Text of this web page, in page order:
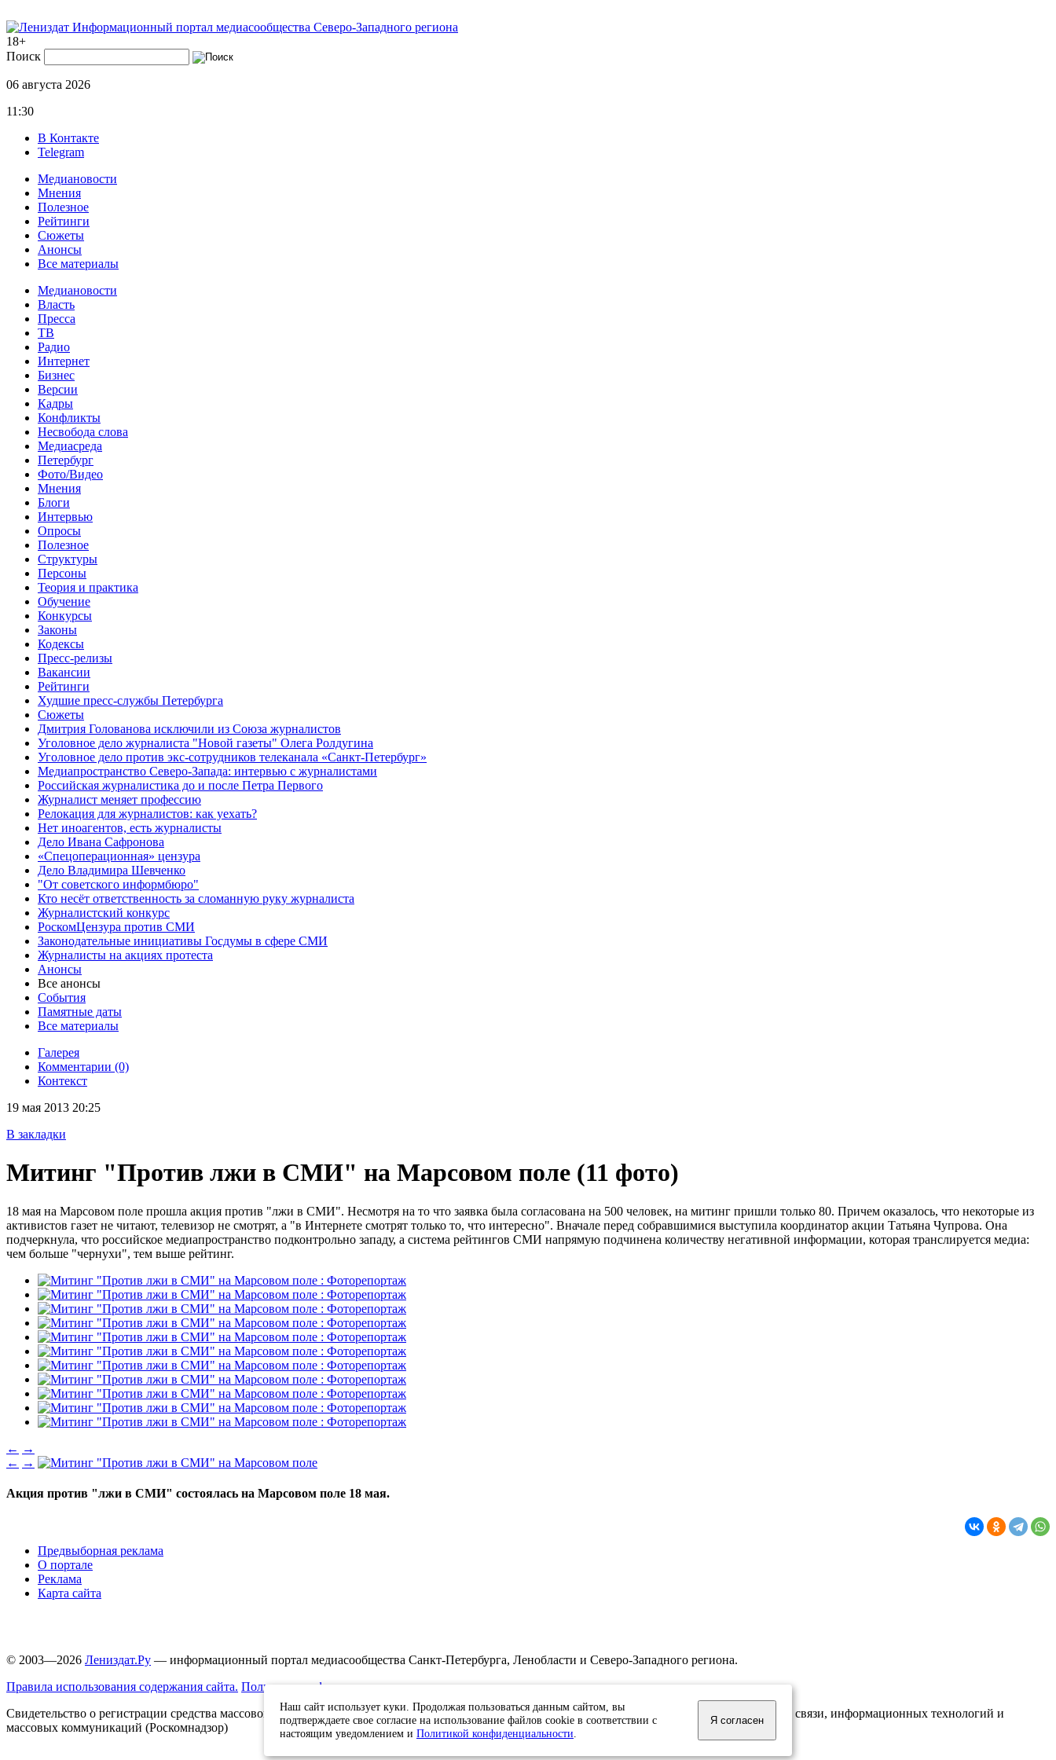
Информационный портал медиасообщества Северо-Западного региона
18+
Поиск
06 августа 2026
11:30
В Контакте
Telegram
Медиановости
Мнения
Полезное
Рейтинги
Сюжеты
Анонсы
Все материалы
Медиановости
Власть
Пресса
ТВ
Радио
Интернет
Бизнес
Версии
Кадры
Конфликты
Несвобода слова
Медиасреда
Петербург
Фото/Видео
Мнения
Блоги
Интервью
Опросы
Полезное
Структуры
Персоны
Теория и практика
Обучение
Конкурсы
Законы
Кодексы
Пресс-релизы
Вакансии
Рейтинги
Худшие пресс-службы Петербурга
Сюжеты
Дмитрия Голованова исключили из Союза журналистов
Уголовное дело журналиста "Новой газеты" Олега Ролдугина
Уголовное дело против экс-сотрудников телеканала «Санкт-Петербург»
Медиапространство Северо-Запада: интервью с журналистами
Российская журналистика до и после Петра Первого
Журналист меняет профессию
Релокация для журналистов: как уехать?
Нет иноагентов, есть журналисты
Дело Ивана Сафронова
«Спецоперационная» цензура
Дело Владимира Шевченко
"От советского информбюро"
Кто несёт ответственность за сломанную руку журналиста
Журналистский конкурс
РоскомЦензура против СМИ
Законодательные инициативы Госдумы в сфере СМИ
Журналисты на акциях протеста
Анонсы
Все анонсы
События
Памятные даты
Все материалы
Галерея
Комментарии (0)
Контекст
19 мая 2013 20:25
В закладки
Митинг "Против лжи в СМИ" на Марсовом поле (11 фото)
18 мая на Марсовом поле прошла акция против "лжи в СМИ". Несмотря на то что заявка была согласована на 500 человек, на митинг пришли только 80. Причем оказалось, что некоторые из
активистов газет не читают, телевизор не смотрят, а "в Интернете смотрят только то, что интересно". Вначале перед собравшимися выступила координатор акции Татьяна Чупрова. Она
подчеркнула, что российское медиапространство подконтрольно западу, а система рейтингов СМИ напрямую подчинена количеству негативной информации, которая транслируется медиа:
чем больше "чернухи", тем выше рейтинг.
← →
← →
Акция против "лжи в СМИ" состоялась на Марсовом поле 18 мая.
Предвыборная реклама
О портале
Реклама
Карта сайта
© 2003—2026 Лениздат.Ру — информационный портал медиасообщества Санкт-Петербурга, Ленобласти и Северо-Западного региона.
Правила использования содержания сайта. Политика конфиденциальности.
Свидетельство о регистрации средства массовой информации ЭЛ №ФС77-91046, выданное 10.03.2026 Федеральной службой по надзору в сфере связи, информационных технологий и
массовых коммуникаций (Роскомнадзор)
Наш сайт использует куки. Продолжая пользоваться данным сайтом, вы
подтверждаете свое согласие на использование файлов cookie в соответствии с
настоящим уведомлением и Политикой конфиденциальности
Я согласен